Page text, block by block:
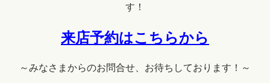
す！
来店予約はこちらから
～みなさまからのお問合せ、お待ちしております！～